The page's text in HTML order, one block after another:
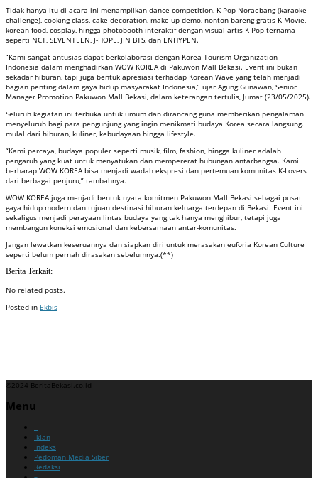
Tidak hanya itu di acara ini menampilkan dance competition, K-Pop Noraebang (karaoke
challenge), cooking class, cake decoration, make up demo, nonton bareng gratis K-Movie,
korean food, cosplay, hingga photobooth interaktif dengan visual artis K-Pop ternama
seperti NCT, SEVENTEEN, J-HOPE, JIN BTS, dan ENHΥΡΕΝ.
“Kami sangat antusias dapat berkolaborasi dengan Korea Tourism Organization
Indonesia dalam menghadirkan WOW KOREA di Pakuwon Mall Bekasi. Event ini bukan
sekadar hiburan, tapi juga bentuk apresiasi terhadap Korean Wave yang telah menjadi
bagian penting dalam gaya hidup masyarakat Indonesia,” ujar Agung Gunawan, Senior
Manager Promotion Pakuwon Mall Bekasi, dalam keterangan tertulis, Jumat (23/05/2025).
Seluruh kegiatan ini terbuka untuk umum dan dirancang guna memberikan pengalaman
menyeluruh bagi para pengunjung yang ingin menikmati budaya Korea secara langsung.
mulal dari hiburan, kuliner, kebudayaan hingga lifestyle.
“Kami percaya, budaya populer seperti musik, film, fashion, hingga kuliner adalah
pengaruh yang kuat untuk menyatukan dan mempererat hubungan antarbangsa. Kami
berharap WOW KOREA bisa menjadi wadah ekspresi dan pertemuan komunitas K-Lovers
dari berbagai penjuru,” tambahnya.
WOW KOREA juga menjadi bentuk nyata komitmen Pakuwon Mall Bekasi sebagai pusat
gaya hidup modern dan tujuan destinasi hiburan keluarga terdepan di Bekasi. Event ini
sekaligus menjadi perayaan lintas budaya yang tak hanya menghibur, tetapi juga
membangun koneksi emosional dan kebersamaan antar-komunitas.
Jangan lewatkan keseruannya dan siapkan diri untuk merasakan euforia Korean Culture
seperti belum pernah dirasakan sebelumnya.(**)
Berita Terkait:
No related posts.
Posted in Ekbis
©2024 BeritaBekasi.co.id
Menu
–
Iklan
Indeks
Pedoman Media Siber
Redaksi